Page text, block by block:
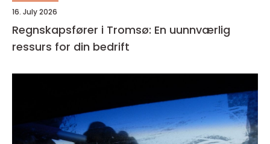
16. July 2026
Regnskapsfører i Tromsø: En uunnværlig
ressurs for din bedrift